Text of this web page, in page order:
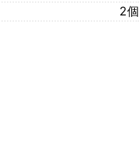
2個